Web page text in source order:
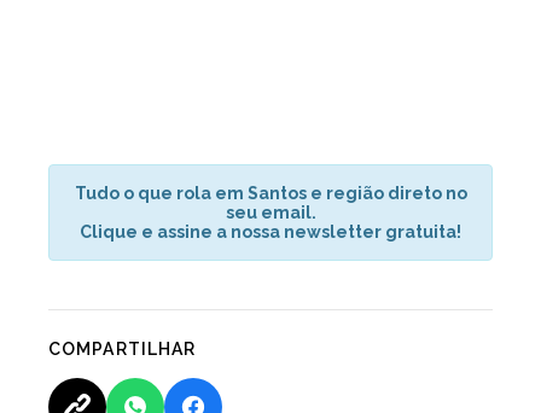
Tudo o que rola em Santos e região direto no
seu email.
Clique e assine a nossa newsletter gratuita!
COMPARTILHAR